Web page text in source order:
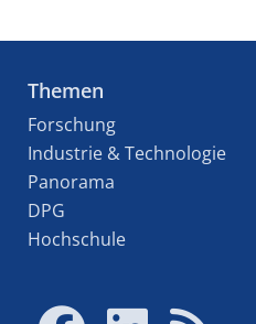
Themen
Forschung
Industrie & Technologie
Panorama
DPG
Hochschule